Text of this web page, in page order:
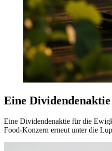
Eine
Eine Dividendenaktie für die
Food-Konzern erneut unter die